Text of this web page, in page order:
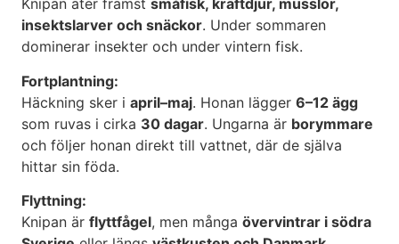
Knipan äter främst småfisk, kräftdjur, musslor,
insektslarver och snäckor. Under sommaren
dominerar insekter och under vintern fisk.
Fortplantning:
Häckning sker i april–maj. Honan lägger 6–12 ägg
som ruvas i cirka 30 dagar. Ungarna är borymmare
och följer honan direkt till vattnet, där de själva
hittar sin föda.
Flyttning:
Knipan är flyttfågel, men många övervintrar i södra